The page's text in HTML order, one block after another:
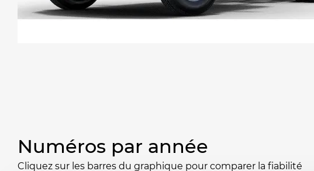
Numéros par année
Cliquez sur les barres du graphique pour comparer la fiabilité